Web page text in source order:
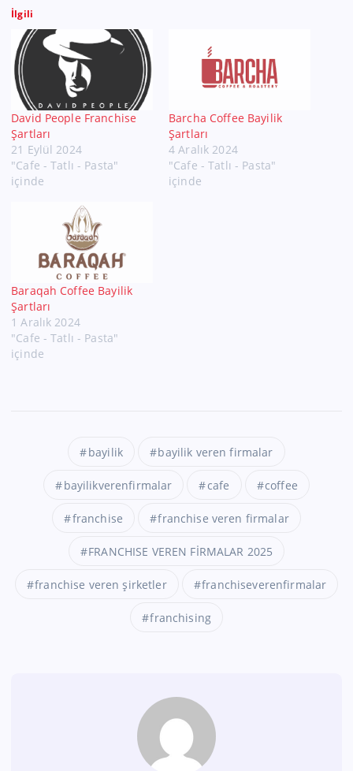
İlgili
David People Franchise
Şartları
21 Eylül 2024
"Cafe - Tatlı - Pasta"
içinde
Barcha Coffee Bayilik
Şartları
4 Aralık 2024
"Cafe - Tatlı - Pasta"
içinde
Baraqah Coffee Bayilik
Şartları
1 Aralık 2024
"Cafe - Tatlı - Pasta"
içinde
bayilik bayilik veren firmalar
bayilikverenfirmalar cafe coffee
franchise franchise veren firmalar
FRANCHISE VEREN FİRMALAR 2025
franchise veren şirketler franchiseverenfirmalar
franchising